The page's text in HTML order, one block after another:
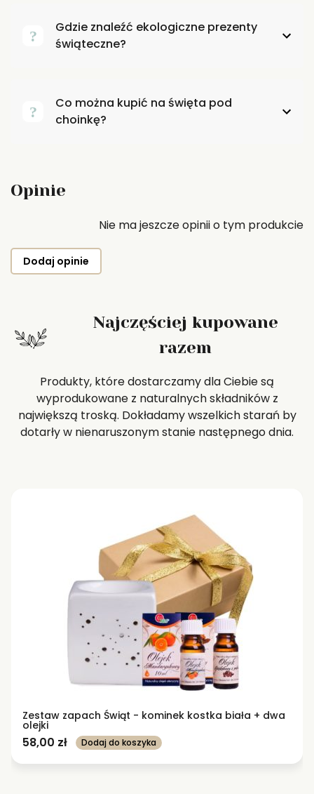
Gdzie znaleźć ekologiczne prezenty
świąteczne?
Co można kupić na święta pod
choinkę?
Opinie
Nie ma jeszcze opinii o tym produkcie
Dodaj opinie
Najczęściej kupowane
razem
Produkty, które dostarczamy dla Ciebie są
wyprodukowane z naturalnych składników z
największą troską. Dokładamy wszelkich starań by
dotarły w nienaruszonym stanie następnego dnia.
Zestaw zapach Świąt - kominek kostka biała + dwa
olejki
58,00 zł Dodaj do koszyka